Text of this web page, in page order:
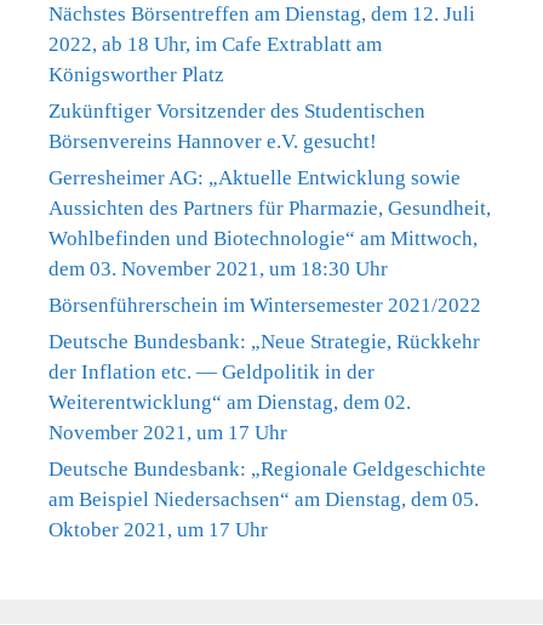
Nächstes Börsentreffen am Dienstag, dem 12. Juli
2022, ab 18 Uhr, im Cafe Extrablatt am
Königsworther Platz
Zukünftiger Vorsitzender des Studentischen
Börsenvereins Hannover e.V. gesucht!
Gerresheimer AG: „Aktuelle Entwicklung sowie
Aussichten des Partners für Pharmazie, Gesundheit,
Wohlbefinden und Biotechnologie“ am Mittwoch,
dem 03. November 2021, um 18:30 Uhr
Börsenführerschein im Wintersemester 2021/2022
Deutsche Bundesbank: „Neue Strategie, Rückkehr
der Inflation etc. — Geldpolitik in der
Weiterentwicklung“ am Dienstag, dem 02.
November 2021, um 17 Uhr
Deutsche Bundesbank: „Regionale Geldgeschichte
am Beispiel Niedersachsen“ am Dienstag, dem 05.
Oktober 2021, um 17 Uhr